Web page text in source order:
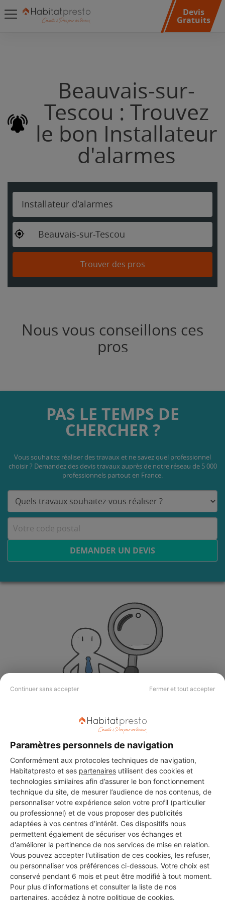
Continuer sans accepter Fermer et tout accepter
Paramètres personnels de navigation
Conformément aux protocoles techniques de navigation,
Habitatpresto et ses partenaires utilisent des cookies et
technologies similaires afin d’assurer le bon fonctionnement
technique du site, de mesurer l’audience de nos contenus, de
personnaliser votre expérience selon votre profil (particulier
ou professionnel) et de vous proposer des publicités
adaptées à vos centres d’intérêt. Ces dispositifs nous
permettent également de sécuriser vos échanges et
d'améliorer la pertinence de nos services de mise en relation.
Vous pouvez accepter l'utilisation de ces cookies, les refuser,
ou personnaliser vos préférences ci-dessous. Votre choix est
conservé pendant 6 mois et peut être modifié à tout moment.
Pour plus d'informations et consulter la liste de nos
partenaires, accédez à notre politique de cookies.
Devis
Gratuits
Beauvais-sur-
Tescou : Trouvez
le bon Installateur
d'alarmes
Installateur d'alarmes
Beauvais-sur-Tescou
Trouver des pros
Nous vous conseillons ces
pros
PAS LE TEMPS DE
CHERCHER ?
Vous souhaitez réaliser des travaux et ne savez quel professionnel
choisir ? Demandez des devis travaux auprès de notre réseau de 5 000
professionnels partout en France.
DEMANDER UN DEVIS
géographique.
PROFESSIONNEL, VOUS
SOUHAITEZ NOUS
REJOINDRE ?
M'inscrire gratuitement